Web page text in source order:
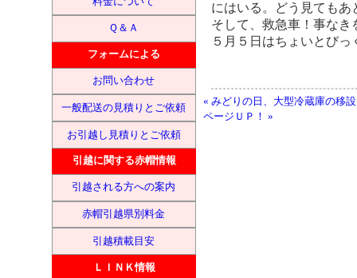
Ｑ＆Ａ
フォームによる
お問い合わせ
一般配送の見積りとご依頼
お引越し見積りとご依頼
引越に関する赤帽情報
引越される方への案内
赤帽引越県別料金
引越積載目安
ＬＩＮＫ情報
にはいる。どう見ても
そして、救急車！事な
５月５日はちょいとび
« みどりの日、大型冷蔵庫の移設
ページＵＰ！ »